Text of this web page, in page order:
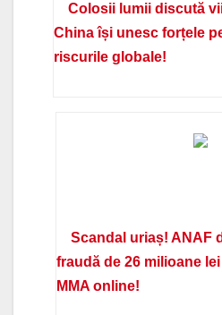
Colosii lumii discută
China își unesc forțele
riscurile globale!
Scandal uriaș! ANAF
fraudă de 26 milioane
MMA online!